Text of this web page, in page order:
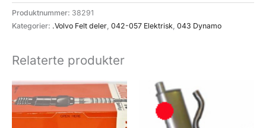
dynamo
(043-
Volvo
antall
Produktnummer: 38291
Kategorier: .Volvo Felt deler, 042-057 Elektrisk, 043 Dynamo
Relaterte produkter